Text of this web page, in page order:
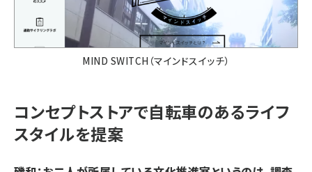
MIND SWITCH（マインドスイッチ）
コンセプトストアで自転車のあるライフ
スタイルを提案